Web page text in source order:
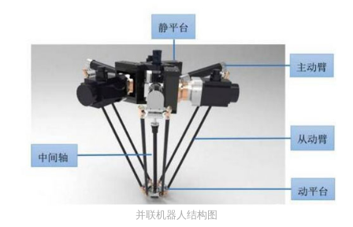
并联机器人结构图
协作码垛机器人
新闻资讯
行业新闻
合作伙伴
联系我们